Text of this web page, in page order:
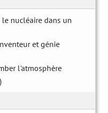
nucléaire dans un
et génie
l'atmosphère